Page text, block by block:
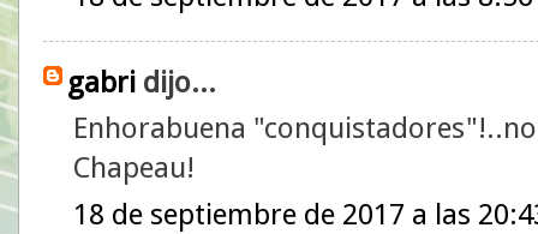
gabri dijo...
Enhorabuena
Chapeau!
18 de septiembre de 2017 a las